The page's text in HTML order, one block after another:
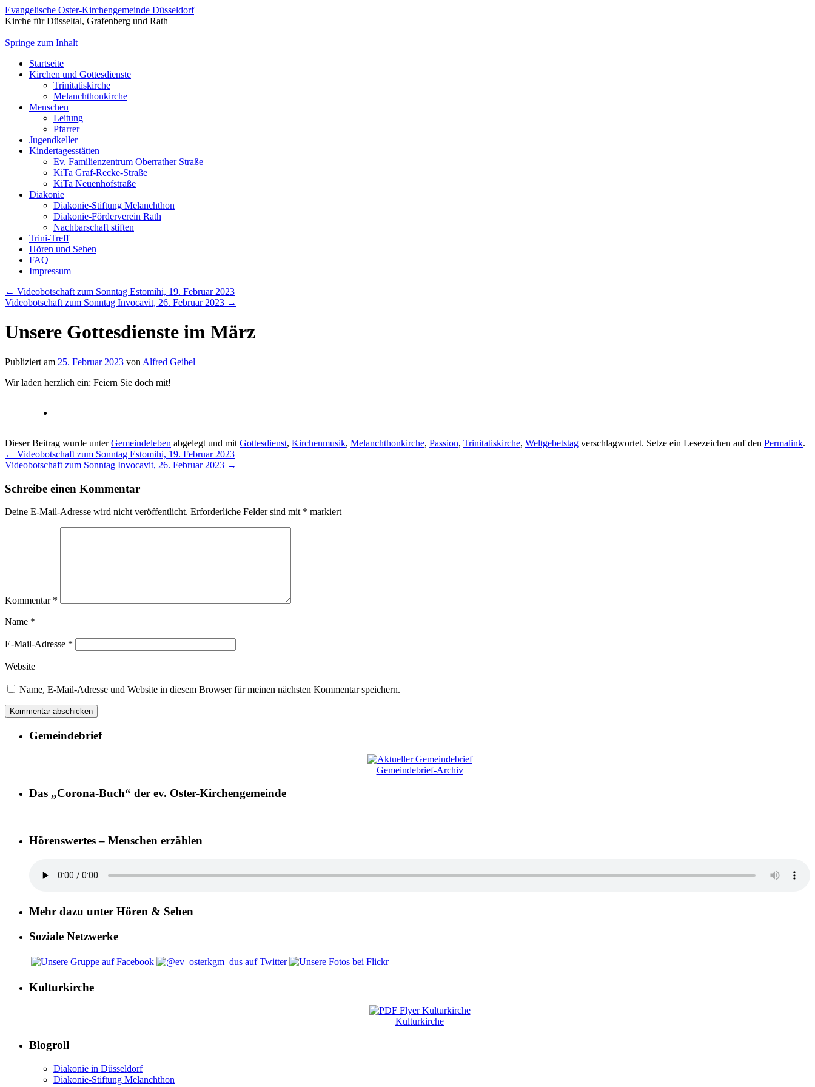
Evangelische Oster-Kirchengemeinde Düsseldorf
Kirche für Düsseltal, Grafenberg und Rath
Springe zum Inhalt
Startseite
Kirchen und Gottesdienste
Trinitatiskirche
Melanchthonkirche
Menschen
Leitung
Pfarrer
Jugendkeller
Kindertagesstätten
Ev. Familienzentrum Oberrather Straße
KiTa Graf-Recke-Straße
KiTa Neuenhofstraße
Diakonie
Diakonie-Stiftung Melanchthon
Diakonie-Förderverein Rath
Nachbarschaft stiften
Trini-Treff
Hören und Sehen
FAQ
Impressum
← Videobotschaft zum Sonntag Estomihi, 19. Februar 2023
Videobotschaft zum Sonntag Invocavit, 26. Februar 2023 →
Unsere Gottesdienste im März
Publiziert am 25. Februar 2023 von Alfred Geibel
Wir laden herzlich ein: Feiern Sie doch mit!
Dieser Beitrag wurde unterGemeindeleben abgelegt und mit Gottesdienst, Kirchenmusik, Melanchthonkirche, Passion, Trinitatiskirche, Weltgebetstag verschlagwortet. Setze ein Lesezeichen auf den Permalink.
← Videobotschaft zum Sonntag Estomihi, 19. Februar 2023
Videobotschaft zum Sonntag Invocavit, 26. Februar 2023 →
Schreibe einen Kommentar
Deine E-Mail-Adresse wird nicht veröffentlicht. Erforderliche Felder sind mit * markiert
Kommentar *
Name *
E-Mail-Adresse *
Website
Name, E-Mail-Adresse und Website in diesem Browser für meinen nächsten Kommentar speichern.
Gemeindebrief
Gemeindebrief-Archiv
Das „Corona-Buch“ der ev. Oster-Kirchengemeinde
Hörenswertes – Menschen erzählen
Mehr dazu unter Hören & Sehen
Soziale Netzwerke
Kulturkirche
Kulturkirche
Blogroll
Diakonie in Düsseldorf
Diakonie-Stiftung Melanchthon